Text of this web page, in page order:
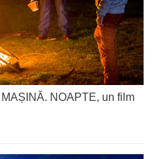
NOAPTE, un film